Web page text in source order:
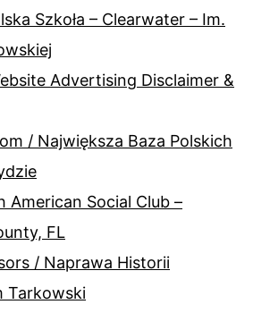
Szkoła – Clearwater – Im.
Advertising Disclaimer &
/ Największa Baza Polskich
American Social Club –
FL
/ Naprawa Historii
Tarkowski